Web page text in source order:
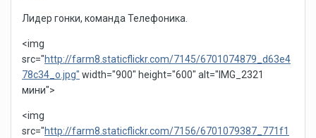
Лидер гонки, команда Телефоника.
<img
src="http://farm8.staticflickr.com/7145/6701074879_d63e4
78c34_o.jpg" width="900" height="600" alt="IMG_2321
мини">
<img
src="http://farm8.staticflickr.com/7156/6701079387_771f1